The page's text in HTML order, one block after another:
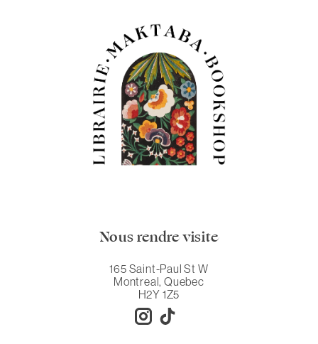
Nous rendre visite
165 Saint-Paul St W
Montreal, Quebec
H2Y 1Z5